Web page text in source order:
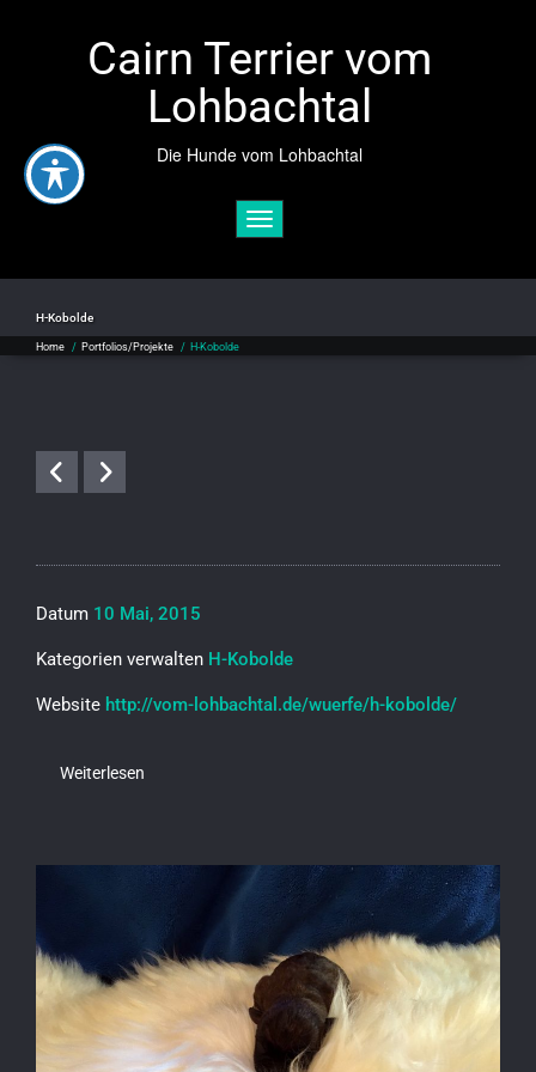
Cairn Terrier vom
Lohbachtal
Die Hunde vom Lohbachtal
Toggle navigation
H-Kobolde
Home / Portfolios/Projekte / H-Kobolde
Datum 10 Mai, 2015
Kategorien verwalten H-Kobolde
Website http://vom-lohbachtal.de/wuerfe/h-kobolde/
Weiterlesen